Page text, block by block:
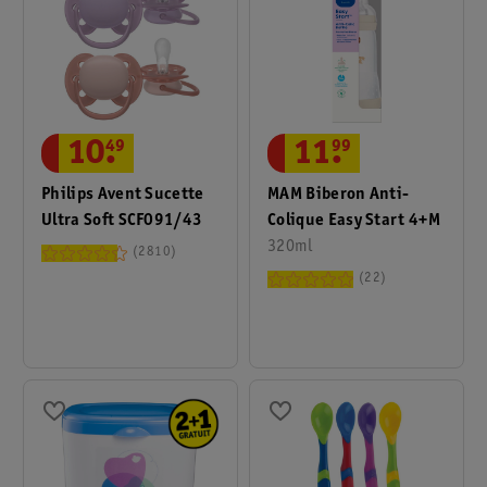
Philips Avent Sucette
Ultra Soft SCF091/43
10.
49
2810
MAM Biberon Anti-
Colique Easy Start 4+M
320ml
11.
99
22